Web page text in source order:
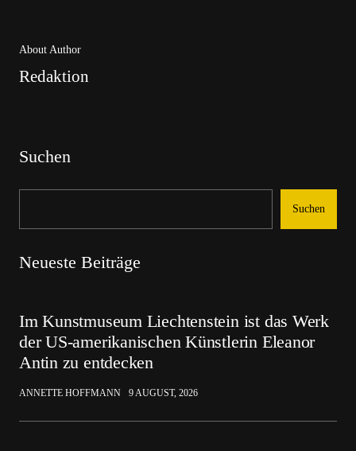
About Author
Redaktion
Suchen
Suchen
Neueste Beiträge
Im Kunstmuseum Liechtenstein ist das Werk
der US-amerikanischen Künstlerin Eleanor
Antin zu entdecken
ANNETTE HOFFMANN 9 AUGUST, 2026